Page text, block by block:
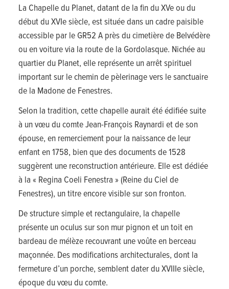
La Chapelle du Planet, datant de la fin du XVe ou du
début du XVIe siècle, est située dans un cadre paisible
accessible par le GR52 A près du cimetière de Belvédère
ou en voiture via la route de la Gordolasque. Nichée au
quartier du Planet, elle représente un arrêt spirituel
important sur le chemin de pèlerinage vers le sanctuaire
de la Madone de Fenestres.
Selon la tradition, cette chapelle aurait été édifiée suite
à un vœu du comte Jean-François Raynardi et de son
épouse, en remerciement pour la naissance de leur
enfant en 1758, bien que des documents de 1528
suggèrent une reconstruction antérieure. Elle est dédiée
à la « Regina Coeli Fenestra » (Reine du Ciel de
Fenestres), un titre encore visible sur son fronton.
De structure simple et rectangulaire, la chapelle
présente un oculus sur son mur pignon et un toit en
bardeau de mélèze recouvrant une voûte en berceau
maçonnée. Des modifications architecturales, dont la
fermeture d’un porche, semblent dater du XVIIIe siècle,
époque du vœu du comte.